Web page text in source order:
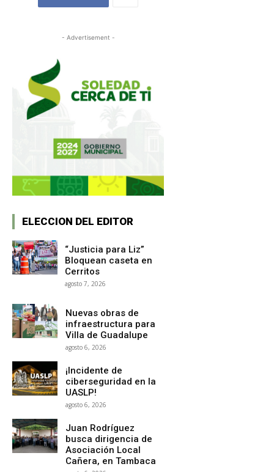
- Advertisement -
ELECCION DEL EDITOR
“Justicia para Liz”
Bloquean caseta en
Cerritos
agosto 7, 2026
Nuevas obras de
infraestructura para
Villa de Guadalupe
agosto 6, 2026
¡Incidente de
ciberseguridad en la
UASLP!
agosto 6, 2026
Juan Rodríguez
busca dirigencia de
Asociación Local
Cañera, en Tambaca